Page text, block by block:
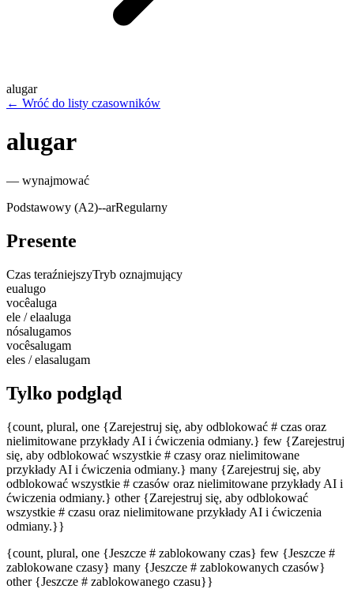
alugar
← Wróć do listy czasowników
alugar
— wynajmować
Podstawowy (A2)--arRegularny
Presente
Czas teraźniejszyTryb oznajmujący
eualugo
vocêaluga
ele / elaaluga
nósalugamos
vocêsalugam
eles / elasalugam
Tylko podgląd
{count, plural, one {Zarejestruj się, aby odblokować # czas oraz
nielimitowane przykłady AI i ćwiczenia odmiany.} few {Zarejestruj
się, aby odblokować wszystkie # czasy oraz nielimitowane
przykłady AI i ćwiczenia odmiany.} many {Zarejestruj się, aby
odblokować wszystkie # czasów oraz nielimitowane przykłady AI i
ćwiczenia odmiany.} other {Zarejestruj się, aby odblokować
wszystkie # czasu oraz nielimitowane przykłady AI i ćwiczenia
odmiany.}}
{count, plural, one {Jeszcze # zablokowany czas} few {Jeszcze #
zablokowane czasy} many {Jeszcze # zablokowanych czasów}
other {Jeszcze # zablokowanego czasu}}